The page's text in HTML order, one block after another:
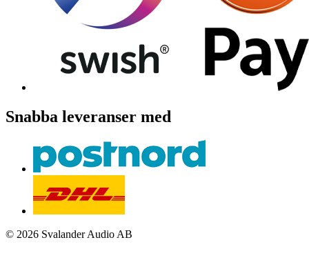
Snabba leveranser med
© 2026 Svalander Audio AB